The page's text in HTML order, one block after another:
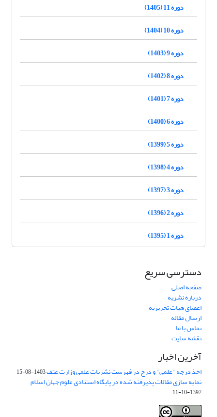
دوره 11 (1405)
دوره 10 (1404)
دوره 9 (1403)
دوره 8 (1402)
دوره 7 (1401)
دوره 6 (1400)
دوره 5 (1399)
دوره 4 (1398)
دوره 3 (1397)
دوره 2 (1396)
دوره 1 (1395)
دسترسی سریع
صفحه اصلی
درباره نشریه
اعضای هیات تحریریه
ارسال مقاله
تماس با ما
نقشه سایت
آخرین اخبار
اخذ درجه "علمی" و درج در فهرست نشریات علمی وزارت عتف1403-08-15
نمایه سازی مقالات پذیرفته شده در پایگاه استنادی علوم جهان اسلام
1397-10-11